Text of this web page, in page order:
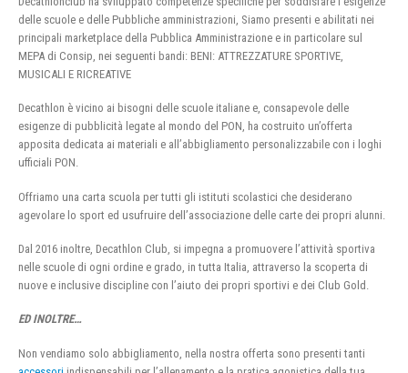
delle scuole e delle Pubbliche amministrazioni, Siamo presenti e abilitati nei
principali marketplace della Pubblica Amministrazione e in particolare sul
MEPA di Consip, nei seguenti bandi: BENI: ATTREZZATURE SPORTIVE,
MUSICALI E RICREATIVE
Decathlon è vicino ai bisogni delle scuole italiane e, consapevole delle
esigenze di pubblicità legate al mondo del PON, ha costruito un’offerta
apposita dedicata ai materiali e all’abbigliamento personalizzabile con i loghi
ufficiali PON.
Offriamo una carta scuola per tutti gli istituti scolastici che desiderano
agevolare lo sport ed usufruire dell’associazione delle carte dei propri alunni.
Dal 2016 inoltre, Decathlon Club, si impegna a promuovere l’attività sportiva
nelle scuole di ogni ordine e grado, in tutta Italia, attraverso la scoperta di
nuove e inclusive discipline con l’aiuto dei propri sportivi e dei Club Gold.
ED INOLTRE…
Non vendiamo solo abbigliamento, nella nostra offerta sono presenti tanti